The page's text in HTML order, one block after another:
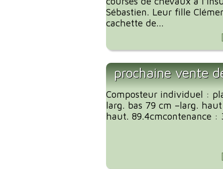
Sébastien. Leur fille
cachette de...
prochaine vente
Composteur individuel :
larg. bas 79 cm –larg.
haut. 89.4cmcontenance